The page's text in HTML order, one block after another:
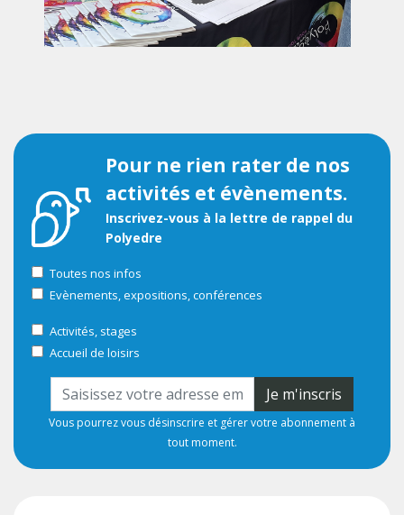
Pour ne rien rater de nos
activités et évènements.
Inscrivez-vous à la lettre de rappel du
Polyedre
Toutes nos infos
Evènements, expositions, conférences
Activités, stages
Accueil de loisirs
Je m'inscris
Vous pourrez vous désinscrire et gérer votre abonnement à
tout moment.